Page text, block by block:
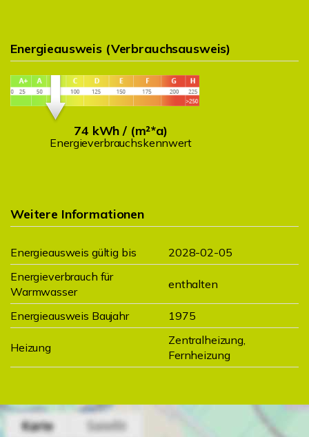
Energieausweis (Verbrauchsausweis)
74 kWh / (m²*a)
Energieverbrauchskennwert
Weitere Informationen
Energieausweis gültig bis
2028-02-05
Energieverbrauch für
Warmwasser
enthalten
Energieausweis Baujahr 1975
Heizung
Zentralheizung,
Fernheizung